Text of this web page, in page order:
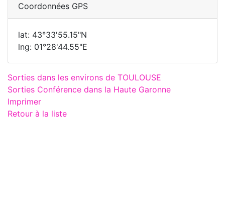
Coordonnées GPS
lat: 43°33'55.15"N
lng: 01°28'44.55"E
Sorties dans les environs de TOULOUSE
Sorties Conférence dans la Haute Garonne
Imprimer
Retour à la liste